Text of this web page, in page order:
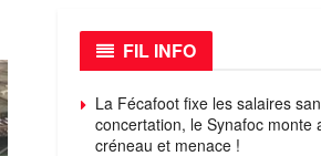
FIL INFO
La Fécafoot fixe les salaires
concertation, le Synafoc monte
créneau et menace !